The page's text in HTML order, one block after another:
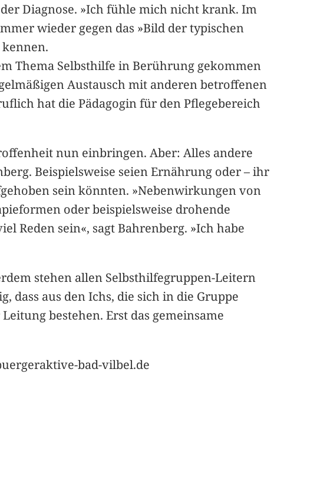
Diagnose. »Ich fühle mich nicht krank. Im
wieder gegen das »Bild der typischen
Thema Selbsthilfe in Berührung gekommen
Austausch mit anderen betroffenen
hat die Pädagogin für den Pflegebereich
nun einbringen. Aber: Alles andere
Beispielsweise seien Ernährung oder – ihr
sein könnten. »Nebenwirkungen von
oder beispielsweise drohende
Reden sein«, sagt Bahrenberg. »Ich habe
stehen allen Selbsthilfegruppen-Leitern
aus den Ichs, die sich in die Gruppe
bestehen. Erst das gemeinsame
bad-vilbel.de